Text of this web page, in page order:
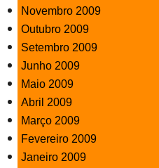
Novembro 2009
Outubro 2009
Setembro 2009
Junho 2009
Maio 2009
Abril 2009
Março 2009
Fevereiro 2009
Janeiro 2009